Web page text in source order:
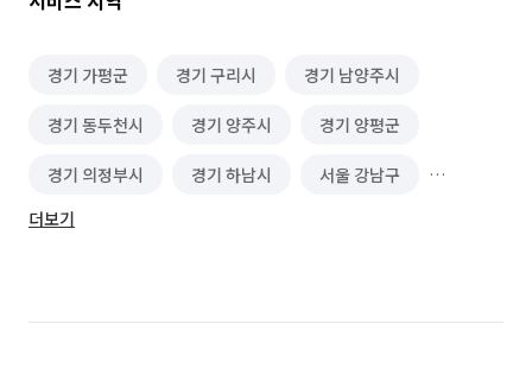
경기 가평군 경기 구리시 경기 남양주시
경기 동두천시 경기 양주시 경기 양평군
경기 의정부시 경기 하남시 서울 강남구
서울 강동구
서울 금천구 서울 노원구 서울 도봉구
더보기